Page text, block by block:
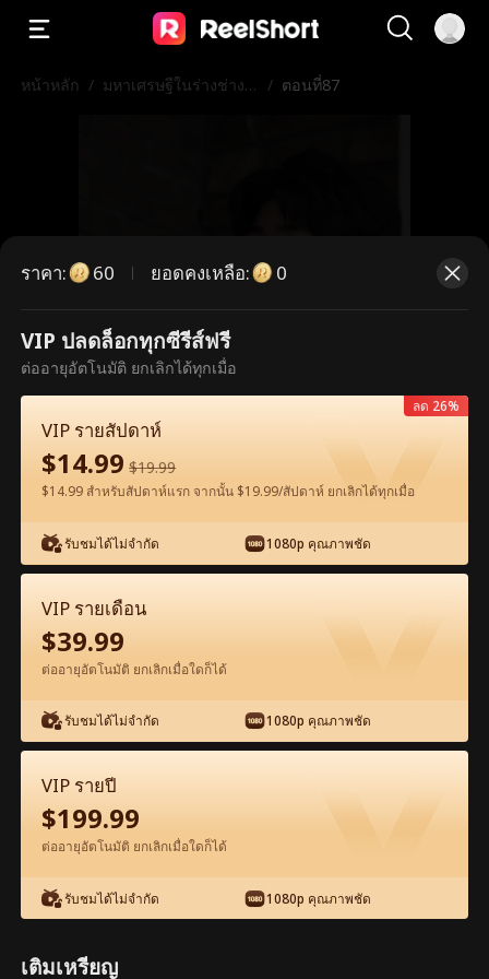
หน้าหลัก / มหาเศรษฐีในร่างช่างก่
/ ตอนที่87
ตอนนี้เป็นตอนพรีเมียม กรุณาปลดล็อก
เพื่อรับชม
ปลดล็อกทันที
ดูฟรีในแอป
ก่อสร้าง เต็มเรื่อง ภาพยนตร์เต็มเรื่อง
87 88 89 90 91
ราคา: 60 ยอดคงเหลือ: 0
VIP ปลดล็อกทุกซีรีส์ฟรี
ต่ออายุอัตโนมัติ ยกเลิกได้ทุกเมื่อ
VIP รายสัปดาห์
$14.99 $19.99
$14.99 สำหรับสัปดาห์แรก จากนั้น $19.99/สัปดาห์ ยกเลิกได้ทุกเมื่อ
รับชมได้ไม่จำกัด 1080p คุณภาพชัด
ลด 26%
VIP รายเดือน
$39.99
ต่ออายุอัตโนมัติ ยกเลิกเมื่อใดก็ได้
รับชมได้ไม่จำกัด 1080p คุณภาพชัด
VIP รายปี
$199.99
ต่ออายุอัตโนมัติ ยกเลิกเมื่อใดก็ได้
รับชมได้ไม่จำกัด 1080p คุณภาพชัด
เติมเหรียญ